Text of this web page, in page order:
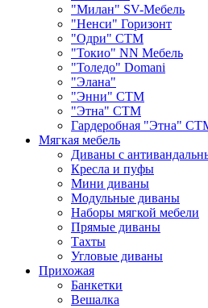
"Милан" SV-Мебель
"Ненси" Горизонт
"Одри" СТМ
"Токио" NN Мебель
"Толедо" Domani
"Элана"
"Энни" СТМ
"Этна" СТМ
Гардеробная "Этна"
Мягкая мебель
Диваны с
Кресла и пуфы
Мини диваны
Модульные диваны
Наборы мягкой мебели
Прямые диваны
Тахты
Угловые диваны
Прихожая
Банкетки
Вешалка